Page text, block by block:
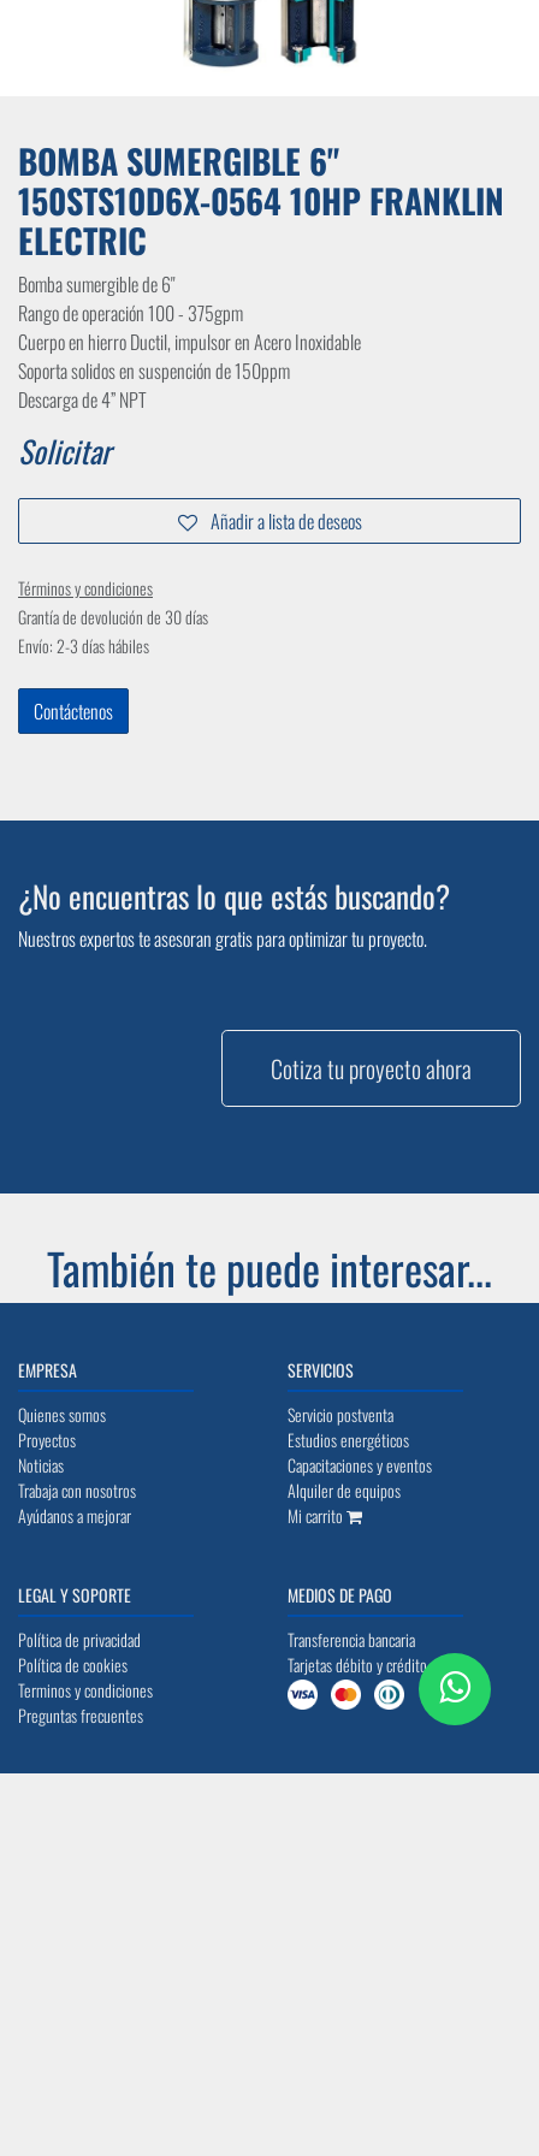
BOMBA SUMERGIBLE 6"
150STS10D6X-0564 10HP FRANKLIN
ELECTRIC
Bomba sumergible de 6"
Rango de operación 100 - 375gpm
Cuerpo en hierro Ductil, impulsor en Acero Inoxidable
Soporta solidos en suspención de 150ppm
Descarga de 4” NPT
Solicitar
Añadir a lista de deseos
Términos y condiciones
Grantía de devolución de 30 días
Envío: 2-3 días hábiles
Contáctenos
¿No encuentras lo que estás buscando?
Nuestros expertos te asesoran gratis para optimizar tu proyecto.
Cotiza tu proyecto ahora
También te puede interesar...
EMPRESA
Quienes somos
Proyectos
Noticias
Trabaja con nosotros
Ayúdanos a mejorar
SERVICIOS
Servicio postventa
Estudios energéticos
Capacitaciones y eventos
Alquiler de equipos
Mi carrito
LEGAL Y SOPORTE
Política de privacidad
Política de cookies
Terminos y condiciones
Preguntas frecuentes
MEDIOS DE PAGO
Transferencia bancaria
Tarjetas débito y crédito